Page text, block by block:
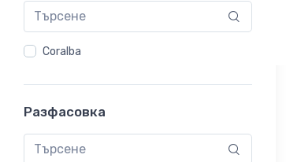
Coralba
Разфасовка